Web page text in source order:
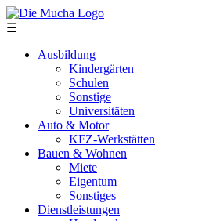
Direkt zum Inhalt
☰
Ausbildung
Kindergärten
Schulen
Sonstige
Universitäten
Auto & Motor
KFZ-Werkstätten
Bauen & Wohnen
Miete
Eigentum
Sonstiges
Dienstleistungen